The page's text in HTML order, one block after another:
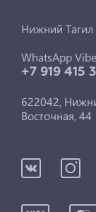
Нижний
WhatsApp
+7 919 415
622042,
Восточная, 44